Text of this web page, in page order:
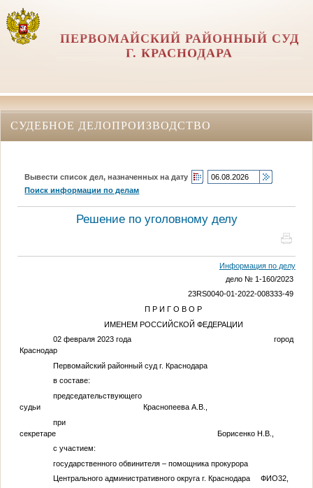
ПЕРВОМАЙСКИЙ РАЙОННЫЙ СУД
Г. КРАСНОДАРА
СУДЕБНОЕ ДЕЛОПРОИЗВОДСТВО
Вывести список дел, назначенных на дату
Поиск информации по делам
Решение по уголовному делу
Информация по делу
дело № 1-160/2023
23RS0040-01-2022-008333-49
П Р И Г О В О Р
ИМЕНЕМ РОССИЙСКОЙ ФЕДЕРАЦИИ
02 февраля 2023 года город
Краснодар
Первомайский районный суд г. Краснодара
в составе:
председательствующего
судьи Краснопеева А.В.,
при
секретаре Борисенко Н.В.,
с участием:
государственного обвинителя – помощника прокурора
Центрального административного округа г. Краснодара ФИО32,